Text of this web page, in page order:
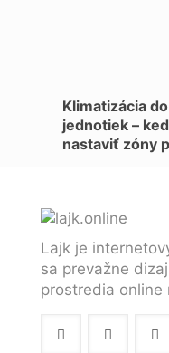
Klimatizácia
jednotiek –
nastaviť zóny
Lajk je
sa prevažne
prostredia online